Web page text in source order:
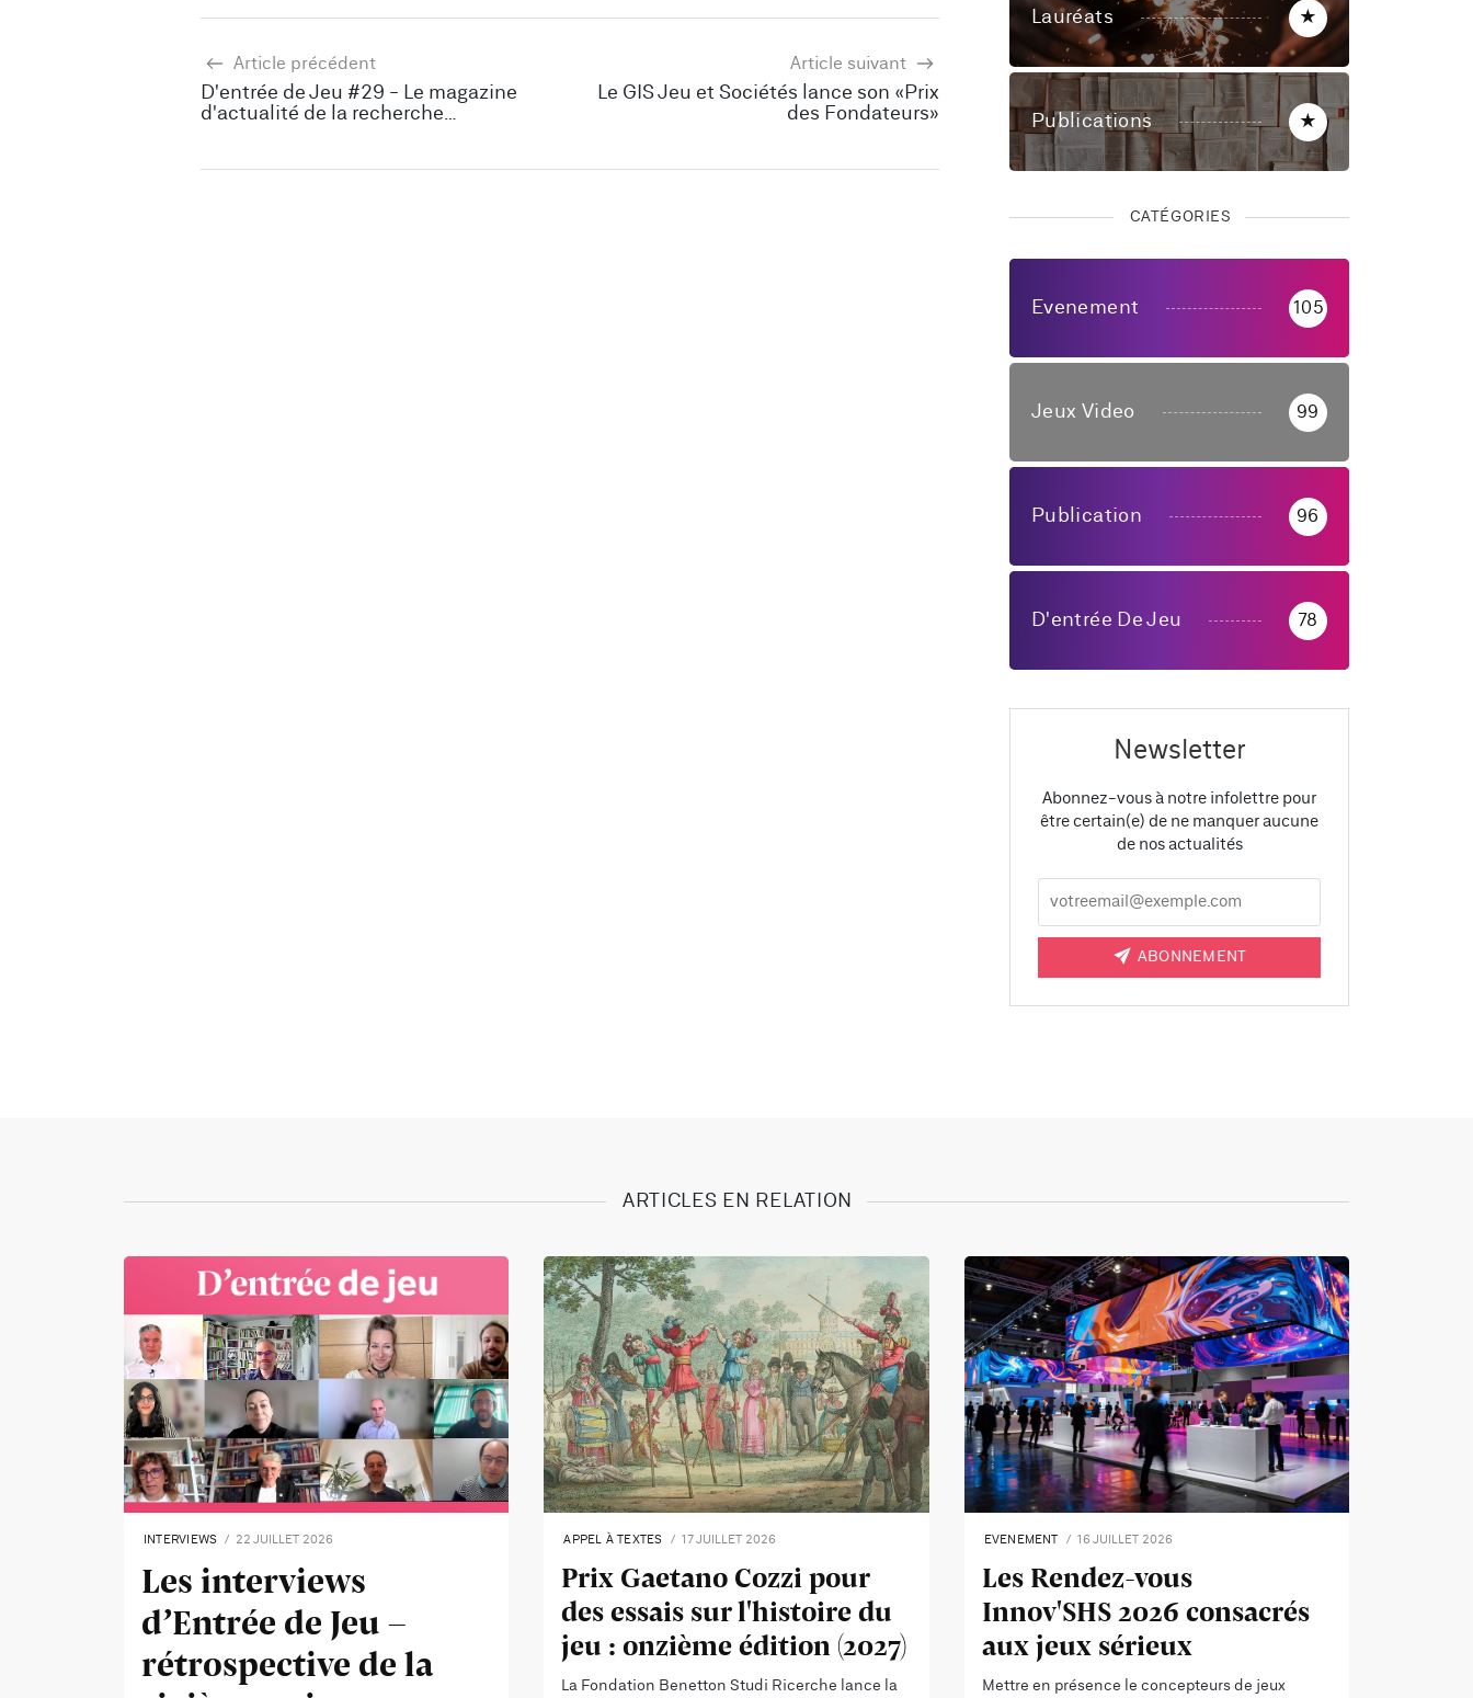
Article précédent
D'entrée de Jeu #29 - Le magazine
d'actualité de la recherche
Article suivant
Le GIS Jeu et Sociétés lance son «Prix
des Fondateurs»
Lauréats ★
Publications ★
CATÉGORIES
Evenement 105
Jeux Video 99
Publication 96
D'entrée De Jeu 78
Newsletter
Abonnez-vous à notre infolettre pour
être certain(e) de ne manquer aucune
de nos actualités
ABONNEMENT
ARTICLES EN RELATION
INTERVIEWS 22 JUILLET 2026
Les interviews
d’Entrée de Jeu -
rétrospective de la
APPEL À TEXTES 17 JUILLET 2026
Prix Gaetano Cozzi pour
des essais sur l'histoire du
jeu : onzième édition (2027)
La Fondation Benetton Studi Ricerche lance la
EVENEMENT 16 JUILLET 2026
Les Rendez-vous
Innov'SHS 2026 consacrés
aux jeux sérieux
Mettre en présence le concepteurs de jeux